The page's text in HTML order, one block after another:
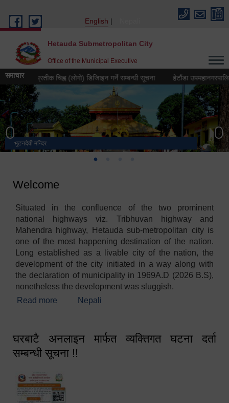
English
Hetauda Submetropolitan City
Office of the Municipal Executive
समाचार
को प्रतीक चिह्न (लोगो) डिजिाइन गर्ने सम्बन्धी सूचना हेटौंडा
भुटनदेवी मन्दिर
स्मारक
हेटौंडा उपमहानगरपालिका नगर कार्यपालिकाको कार्यालय
मनकामना डाँडाबाट देखिएको दृश्य
Welcome
Situated in the confluence of the two prominent
national highways viz. Tribhuvan highway and
Mahendra highway, Hetauda sub-metropolitan city is
one of the most happening destination of the nation.
Long established as a livable city of the nation, the
development of the city initiated in a way along with
the declaration of municipality in 1969A.D (2026 B.S),
nonetheless the development was sluggish.
Read more about Welcome
Nepali
घरबाटै अनलाइन मार्फत व्यक्तिगत घटना दर्ता
सम्बन्धी सूचना !!